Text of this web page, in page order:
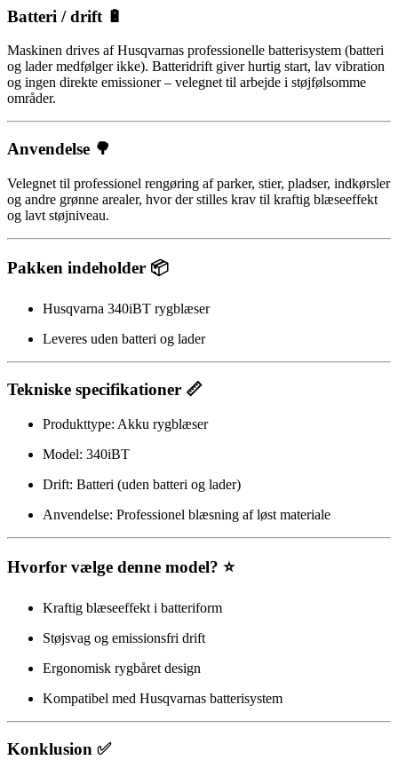
Batteri / drift 🔋
Maskinen drives af Husqvarnas professionelle batterisystem (batteri
og lader medfølger ikke). Batteridrift giver hurtig start, lav vibration
og ingen direkte emissioner – velegnet til arbejde i støjfølsomme
områder.
Anvendelse 🌳
Velegnet til professionel rengøring af parker, stier, pladser, indkørsler
og andre grønne arealer, hvor der stilles krav til kraftig blæseeffekt
og lavt støjniveau.
Pakken indeholder 📦
Husqvarna 340iBT rygblæser
Leveres uden batteri og lader
Tekniske specifikationer 📏
Produkttype: Akku rygblæser
Model: 340iBT
Drift: Batteri (uden batteri og lader)
Anvendelse: Professionel blæsning af løst materiale
Hvorfor vælge denne model? ⭐
Kraftig blæseeffekt i batteriform
Støjsvag og emissionsfri drift
Ergonomisk rygbåret design
Kompatibel med Husqvarnas batterisystem
Konklusion ✅